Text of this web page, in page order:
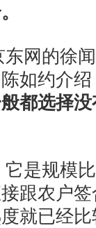
网的徐闻
如约介绍
都选择
是规模比
跟农户
就已经